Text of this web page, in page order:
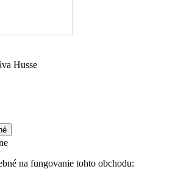
Husse
na fungovanie tohto obchodu: